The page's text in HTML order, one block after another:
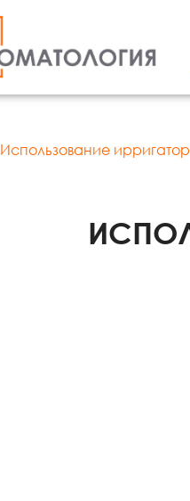
Использование